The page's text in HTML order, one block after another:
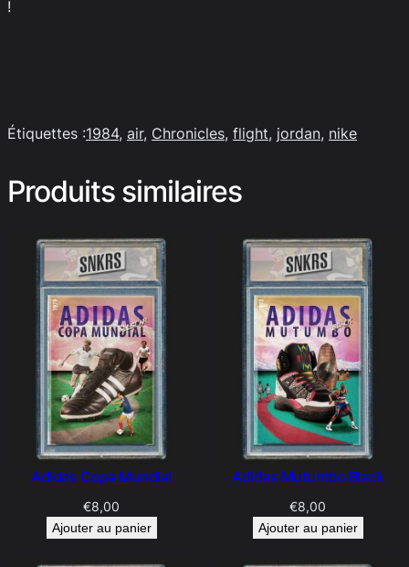
!
Étiquettes :1984, air, Chronicles, flight, jordan, nike
Produits similaires
Adidas Copa Mundial
€8,00
Ajouter au panier
Adidas Mutumbo Black
€8,00
Ajouter au panier